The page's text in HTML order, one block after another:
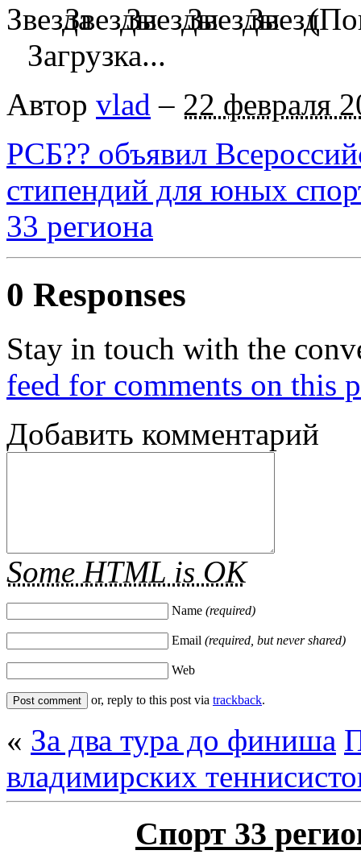
Загрузка...
Автор vlad – 22 февраля
РСБ?? объявил
стипендий для юных
33 региона
0 Responses
Stay in touch with the
feed for comments on this
Добавить комментарий
Some HTML is OK
Name (required)
Email (required, but never shared)
Web
or, reply to this post via trackback.
« За два тура до финиша
владимирских
Спорт 33